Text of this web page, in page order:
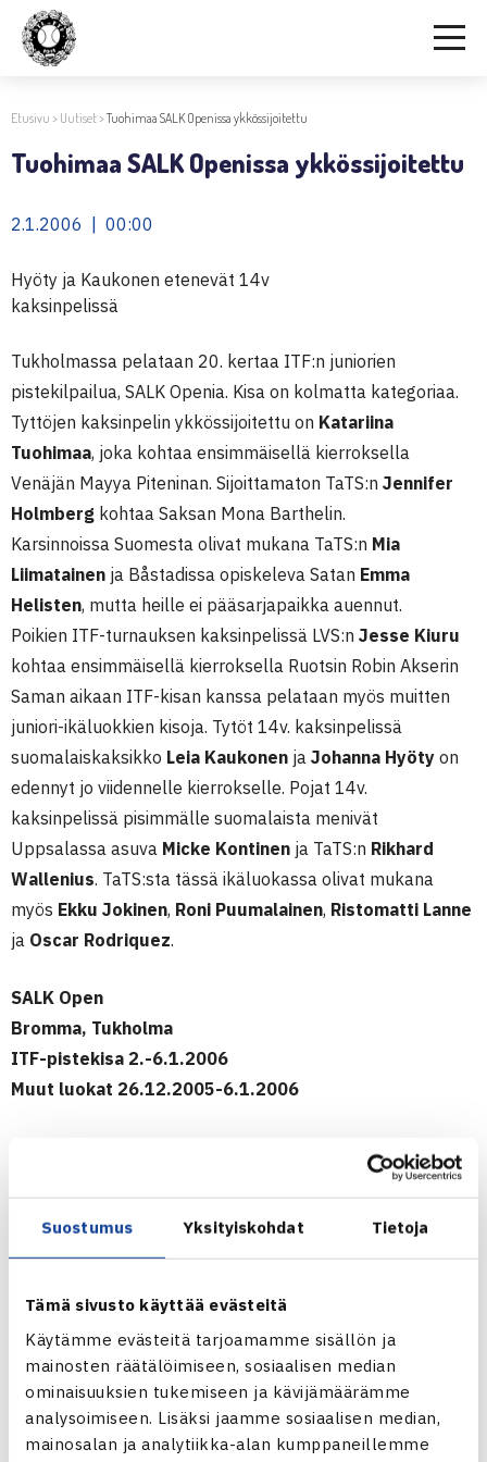
Suostumus Yksityiskohdat Tietoja
Tämä sivusto käyttää evästeitä
Käytämme evästeitä tarjoamamme sisällön ja
mainosten räätälöimiseen, sosiaalisen median
ominaisuuksien tukemiseen ja kävijämäärämme
analysoimiseen. Lisäksi jaamme sosiaalisen median,
mainosalan ja analytiikka-alan kumppaneillemme
Etusivu > Uutiset>Tuohimaa SALK Openissa ykkössijoitettu
Tuohimaa SALK Openissa ykkössijoitettu
2.1.2006 | 00:00
Hyöty ja Kaukonen etenevät 14v
kaksinpelissä
Tukholmassa pelataan 20. kertaa ITF:n juniorien
pistekilpailua, SALK Openia. Kisa on kolmatta kategoriaa.
Tyttöjen kaksinpelin ykkössijoitettu on Katariina
Tuohimaa, joka kohtaa ensimmäisellä kierroksella
Venäjän Mayya Piteninan. Sijoittamaton TaTS:n Jennifer
Holmberg kohtaa Saksan Mona Barthelin.
Karsinnoissa Suomesta olivat mukana TaTS:n Mia
Liimatainen ja Båstadissa opiskeleva Satan Emma
Helisten, mutta heille ei pääsarjapaikka auennut.
Poikien ITF-turnauksen kaksinpelissä LVS:n Jesse Kiuru
kohtaa ensimmäisellä kierroksella Ruotsin Robin Akserin
Saman aikaan ITF-kisan kanssa pelataan myös muitten
juniori-ikäluokkien kisoja. Tytöt 14v. kaksinpelissä
suomalaiskaksikko Leia Kaukonen ja Johanna Hyöty on
edennyt jo viidennelle kierrokselle. Pojat 14v.
kaksinpelissä pisimmälle suomalaista menivät
Uppsalassa asuva Micke Kontinen ja TaTS:n Rikhard
Wallenius. TaTS:sta tässä ikäluokassa olivat mukana
myös Ekku Jokinen, Roni Puumalainen, Ristomatti Lanne
ja Oscar Rodriquez.
SALK Open
Bromma, Tukholma
ITF-pistekisa 2.-6.1.2006
Muut luokat 26.12.2005-6.1.2006
1.kierrosta: Emma Helisten – Carolina Kubicka 75 36 63,
2.kierrosta: Paulina Milosavljevic Ruotsi – Helisten 62 46
Tytöt 14v kaksinpeli
1.kierrosta: Leia Kaukonen – Johanna Claesson Ruotsi 61
61, Johanna Hyöty – Malin Bergström Ruotsi 60 60
2.kierrosta: Kaukonen – Arijeta Suljev Ruotsi 60 60, Hyöty
– Marie Eriksson Ruotsi 60 60
3.kierrosta: Kaukonen – Angelica Hilli-Andersson Ruotsi 60